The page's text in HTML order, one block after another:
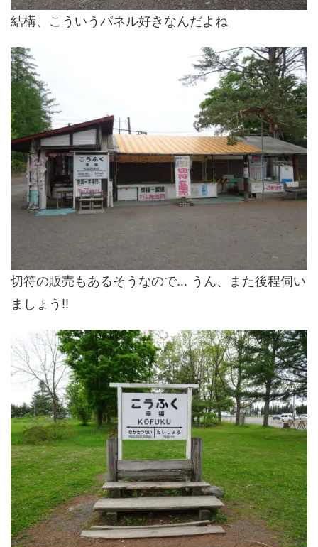
結構、こういうパネル好きなんだよね
切符の販売もあるそうなので… うん、また後程伺い
ましょう!!